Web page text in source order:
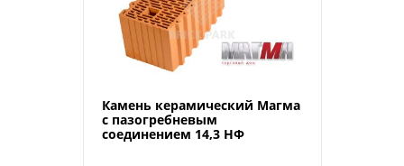
Камень керамический Магма
с пазогребневым
соединением 14,3 НФ